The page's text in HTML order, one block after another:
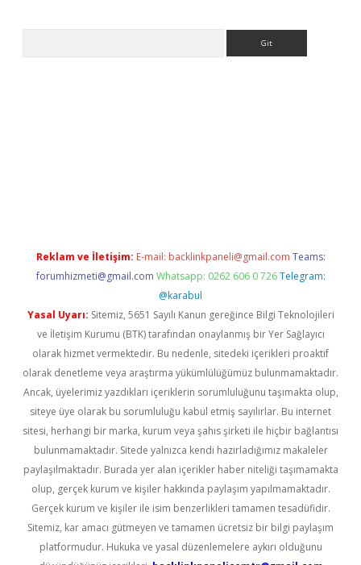
Reklam ve İletişim: E-mail: backlinkpaneli@gmail.com Teams:
forumhizmeti@gmail.com Whatsapp: 0262 606 0 726 Telegram:
@karabul
Yasal Uyarı: Sitemiz, 5651 Sayılı Kanun gereğince Bilgi Teknolojileri
ve İletişim Kurumu (BTK) tarafından onaylanmış bir Yer Sağlayıcı
olarak hizmet vermektedir. Bu nedenle, sitedeki içerikleri proaktif
olarak denetleme veya araştırma yükümlülüğümüz bulunmamaktadır.
Ancak, üyelerimiz yazdıkları içeriklerin sorumluluğunu taşımakta olup,
siteye üye olarak bu sorumluluğu kabul etmiş sayılırlar. Bu internet
sitesi, herhangi bir marka, kurum veya şahıs şirketi ile hiçbir bağlantısı
bulunmamaktadır. Sitede yalnızca kendi hazırladığımız makaleler
paylaşılmaktadır. Burada yer alan içerikler haber niteliği taşımamakta
olup, gerçek kurum ve kişiler hakkında paylaşım yapılmamaktadır.
Gerçek kurum ve kişiler ile isim benzerlikleri tamamen tesadüfidir.
Sitemiz, kar amacı gütmeyen ve tamamen ücretsiz bir bilgi paylaşım
platformudur. Hukuka ve yasal düzenlemelere aykırı olduğunu